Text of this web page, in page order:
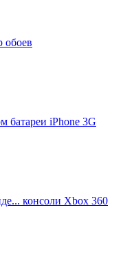
обоев
батареи iPhone 3G
консоли Xbox 360